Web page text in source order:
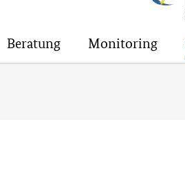
Beratung Monitoring